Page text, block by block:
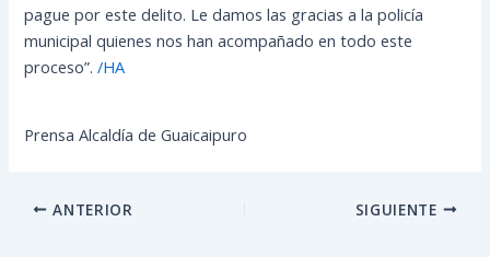
pague por este delito. Le damos las gracias a la policía
municipal quienes nos han acompañado en todo este
proceso”./HA
Prensa Alcaldía de Guaicaipuro
ANTERIOR SIGUIENTE